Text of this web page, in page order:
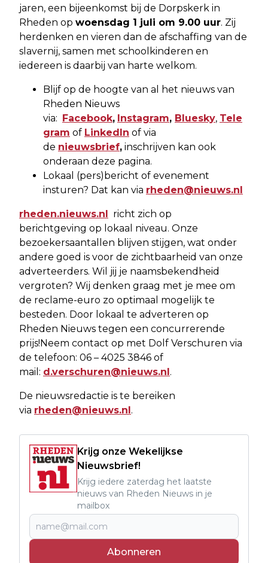
jaren, een bijeenkomst bij de Dorpskerk in
Rheden op woensdag 1 juli om 9.00 uur. Zij
herdenken en vieren dan de afschaffing van de
slavernij, samen met schoolkinderen en
iedereen is daarbij van harte welkom.
Blijf op de hoogte van al het nieuws van
Rheden Nieuws
via: Facebook, Instagram, Bluesky, Tele
gram of LinkedIn of via
de nieuwsbrief, inschrijven kan ook
onderaan deze pagina.
Lokaal (pers)bericht of evenement
insturen? Dat kan via rheden@nieuws.nl
rheden.nieuws.nl richt zich op
berichtgeving op lokaal niveau. Onze
bezoekersaantallen blijven stijgen, wat onder
andere goed is voor de zichtbaarheid van onze
adverteerders. Wil jij je naamsbekendheid
vergroten? Wij denken graag met je mee om
de reclame-euro zo optimaal mogelijk te
besteden. Door lokaal te adverteren op
Rheden Nieuws tegen een concurrerende
prijs!Neem contact op met Dolf Verschuren via
de telefoon: 06 – 4025 3846 of
mail: d.verschuren@nieuws.nl.
De nieuwsredactie is te bereiken
via rheden@nieuws.nl.
Krijg onze Wekelijkse
Nieuwsbrief!
Krijg iedere zaterdag het laatste
nieuws van Rheden Nieuws in je
mailbox
Abonneren